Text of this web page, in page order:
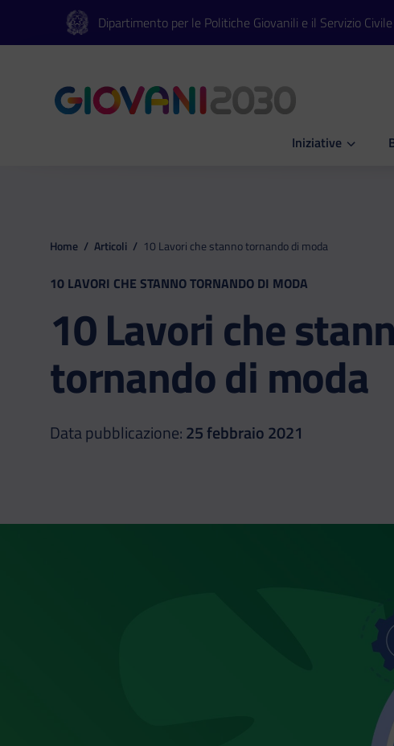
Vai al contenuto principale
Vai al footer Dipartimento per le Politiche Giovanili e il Servizio
Iniziative
Apri Iniziative
Home / Articoli / 10 Lavori che stanno tornando di moda
10 LAVORI CHE STANNO TORNANDO DI MODA
10 Lavori che
tornando di moda
Data pubblicazione:25 febbraio 2021